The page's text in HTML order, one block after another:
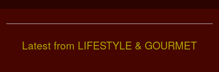
Latest from LIFESTYLE & GOURMET